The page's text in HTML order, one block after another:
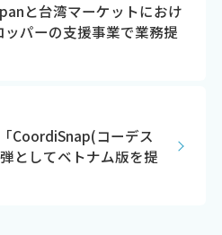
と台湾マーケットにおけ
パーの支援事業で業務提
CoordiSnap(コーデス
としてベトナム版を提